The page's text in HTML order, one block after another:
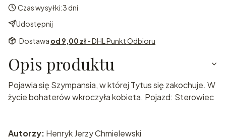
Czas wysyłki:3 dni
Udostępnij
Dostawa od 9,00 zł- DHL Punkt Odbioru
Opis produktu
Pojawia się Szympansia, w której Tytus się zakochuje. W
życie bohaterów wkroczyła kobieta. Pojazd: Sterowiec
Autorzy: Henryk Jerzy Chmielewski